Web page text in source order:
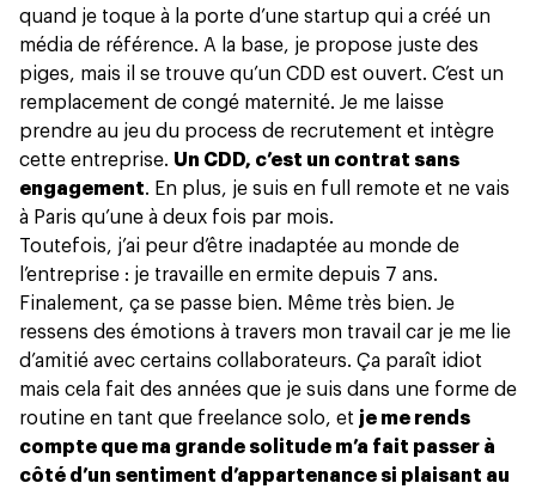
quand je toque à la porte d’une startup qui a créé un
média de référence. A la base, je propose juste des
piges, mais il se trouve qu’un CDD est ouvert. C’est un
remplacement de congé maternité. Je me laisse
prendre au jeu du process de recrutement et intègre
cette entreprise. Un CDD, c’est un contrat sans
engagement. En plus, je suis en full remote et ne vais
à Paris qu’une à deux fois par mois.
Toutefois, j’ai peur d’être inadaptée au monde de
l’entreprise : je travaille en ermite depuis 7 ans.
Finalement, ça se passe bien. Même très bien. Je
ressens des émotions à travers mon travail car je me lie
d’amitié avec certains collaborateurs. Ça paraît idiot
mais cela fait des années que je suis dans une forme de
routine en tant que freelance solo, et je me rends
compte que ma grande solitude m’a fait passer à
côté d’un sentiment d’appartenance si plaisant au